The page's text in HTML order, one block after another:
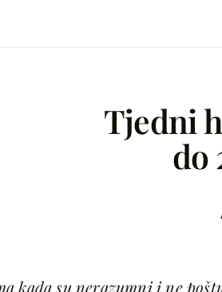
Tjedni
do
kada su nerazumni i ne
WhatsApp